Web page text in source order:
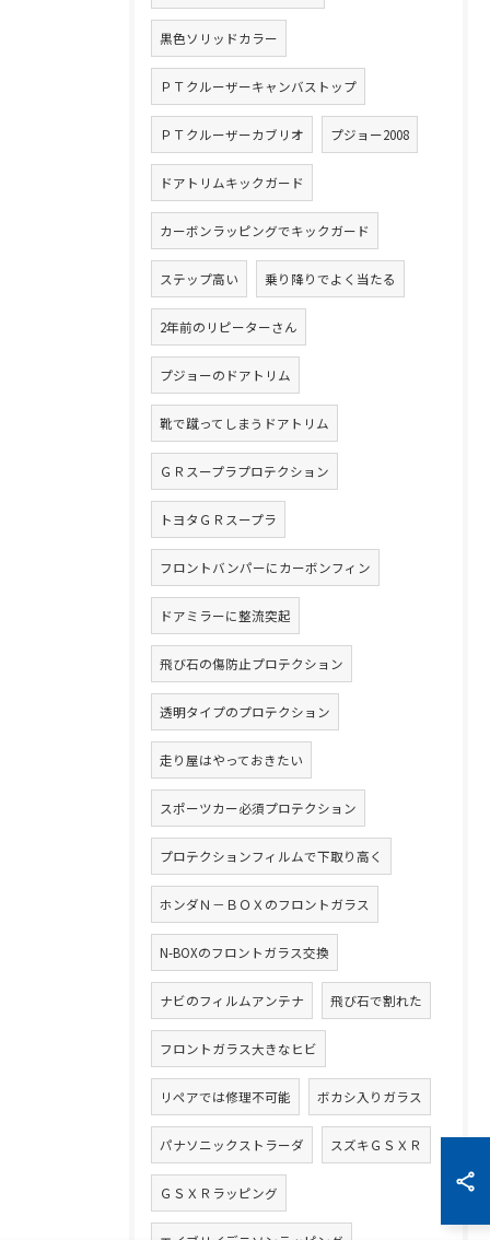
黒色ソリッドカラー
ＰＴクルーザーキャンバストップ
ＰＴクルーザーカブリオ プジョー2008
ドアトリムキックガード
カーボンラッピングでキックガード
ステップ高い 乗り降りでよく当たる
2年前のリピーターさん
プジョーのドアトリム
靴で蹴ってしまうドアトリム
ＧＲスープラプロテクション
トヨタＧＲスープラ
フロントバンパーにカーボンフィン
ドアミラーに整流突起
飛び石の傷防止プロテクション
透明タイプのプロテクション
走り屋はやっておきたい
スポーツカー必須プロテクション
プロテクションフィルムで下取り高く
ホンダＮ－ＢＯＸのフロントガラス
N-BOXのフロントガラス交換
ナビのフィルムアンテナ 飛び石で割れた
フロントガラス大きなヒビ
リペアでは修理不可能 ボカシ入りガラス
パナソニックストラーダ スズキＧＳＸＲ
ＧＳＸＲラッピング